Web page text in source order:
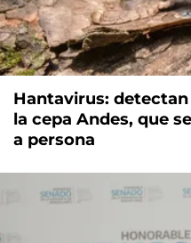
Hantavirus:
la cepa Andes, que
a persona